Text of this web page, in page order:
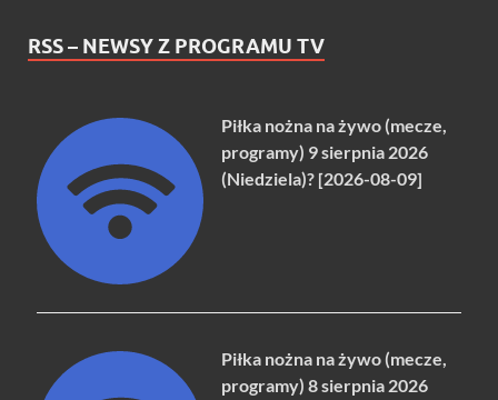
RSS – NEWSY Z PROGRAMU TV
Piłka nożna na żywo (mecze,
programy) 9 sierpnia 2026
(Niedziela)? [2026-08-09]
Piłka nożna na żywo (mecze,
programy) 8 sierpnia 2026